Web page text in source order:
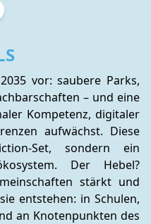
vor: saubere Parks,
– und eine
Kompetenz, digitaler
aufwächst. Diese
Set, sondern ein
Der Hebel?
stärkt und
entstehen: in Schulen,
an Knotenpunkten des